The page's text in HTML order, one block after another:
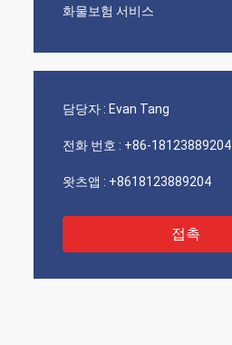
화물보험 서비스
담당자 : Evan Tang
전화 번호 : +86-18123889204
왓츠앱 : +8618123889204
접촉